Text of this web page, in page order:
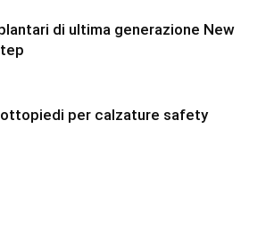
di ultima generazione New
per calzature safety